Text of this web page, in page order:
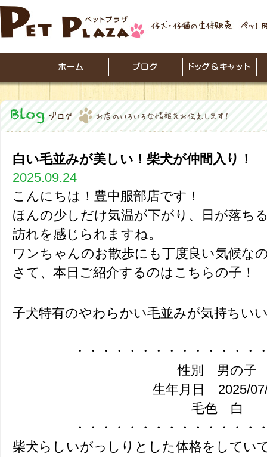
白い毛並みが美しい！柴犬が仲間入り！
2025.09.24
こんにちは！豊中服部店です！
ほんの少しだけ気温が下がり、日が落ち
訪れを感じられますね。
ワンちゃんのお散歩にも丁度良い気候な
さて、本日ご紹介するのはこちらの子！
子犬特有のやわらかい毛並みが気持ちい
・・・・・・・・・・・・・・
性別 男の子
生年月日 2025/
毛色 白
・・・・・・・・・・・・・・
柴犬らしいがっしりとした体格をしてい